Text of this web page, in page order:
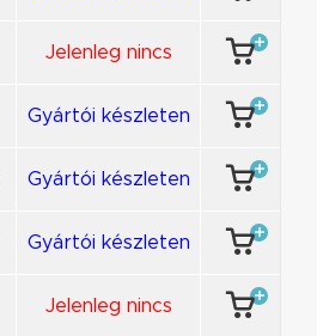
Jelenleg nincs
Gyártói készleten
Gyártói készleten
Gyártói készleten
Jelenleg nincs